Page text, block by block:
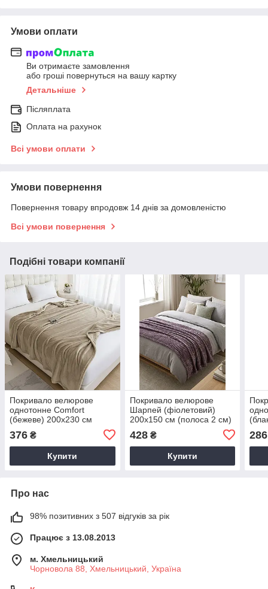
Умови оплати
Ви отримаєте замовлення
або гроші повернуться на вашу картку
Детальніше
Післяплата
Оплата на рахунок
Всі умови оплати
Умови повернення
Повернення товару впродовж 14 днів за домовленістю
Всі умови повернення
Подібні товари компанії
Покривало велюрове
однотонне Comfort
(бежеве) 200х230 см
376 ₴
Купити
Покривало велюрове
Шарпей (фіолетовий)
200х150 см (полоса 2 см)
428₴
Купити
286
Про нас
98% позитивних з 507 відгуків за рік
Працює з 13.08.2013
м. Хмельницький
Чорновола 88, Хмельницький, Україна